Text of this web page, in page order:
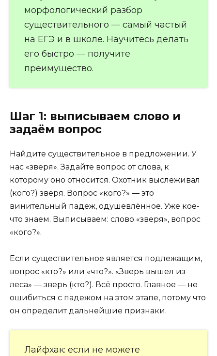
морфологический разбор
существительного — самый частый
на ЕГЭ и в школе. Научитесь делать
его быстро — получите
преимущество.
Шаг 1: выписываем слово и
задаём вопрос
Найдите существительное в предложении. У
нас «зверя». Задайте вопрос от слова, к
которому оно относится. Охотник выслеживал
(кого?) зверя. Вопрос «кого?» — это
винительный падеж, одушевлённое. Уже кое-
что знаем. Выписываем: слово «зверя», вопрос
«кого?».
Если существительное является подлежащим,
вопрос «кто?» или «что?». «Зверь вышел из
леса» — зверь (кто?). Всё просто. Главное — не
ошибиться с падежом на этом этапе, потому что
он определит дальнейшие признаки.
Лайфхак: если не можете